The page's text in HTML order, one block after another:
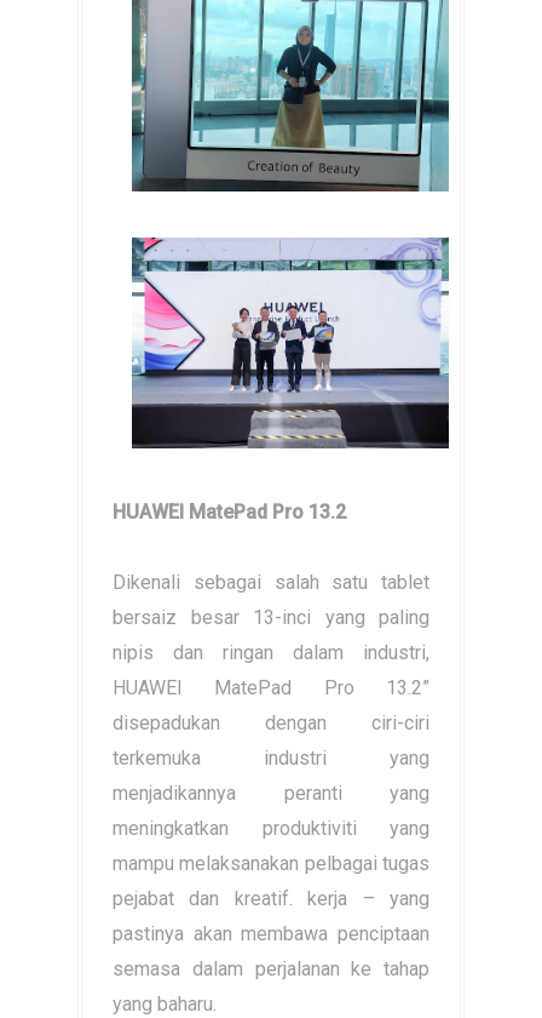
HUAWEI MatePad Pro 13.2
Dikenali sebagai salah satu tablet
bersaiz besar 13-inci yang paling
nipis dan ringan dalam industri,
HUAWEI MatePad Pro 13.2”
disepadukan dengan ciri-ciri
terkemuka industri yang
menjadikannya peranti yang
meningkatkan produktiviti yang
mampu melaksanakan pelbagai tugas
pejabat dan kreatif. kerja – yang
pastinya akan membawa penciptaan
semasa dalam perjalanan ke tahap
yang baharu.